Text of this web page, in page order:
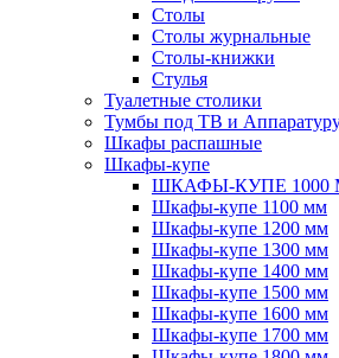
Столы
Столы журнальные
Столы-книжки
Стулья
Туалетные столики
Тумбы под ТВ и
Шкафы распашные
Шкафы-купе
ШКАФЫ-КУПЕ 1000
Шкафы-купе 1100 мм
Шкафы-купе 1200 мм
Шкафы-купе 1300 мм
Шкафы-купе 1400 мм
Шкафы-купе 1500 мм
Шкафы-купе 1600 мм
Шкафы-купе 1700 мм